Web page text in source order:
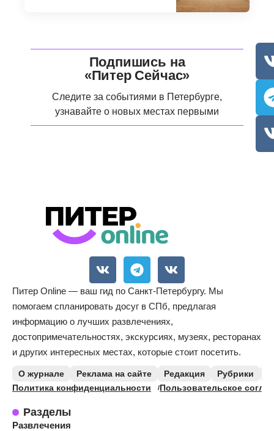
Подпишись на
«Питер Сейчас»
Следите за событиями в Петербурге,
узнавайте о новых местах первыми
Питер Online — ваш гид по Санкт-Петербургу. Мы
помогаем спланировать досуг в СПб, предлагая
информацию о лучших развлечениях,
достопримечательностях, экскурсиях, музеях, ресторанах
и других интересных местах, которые стоит посетить.
О журнале Реклама на сайте Редакция Рубрики
Политика конфиденциальности
Пользовательское
Разделы
Развлечения